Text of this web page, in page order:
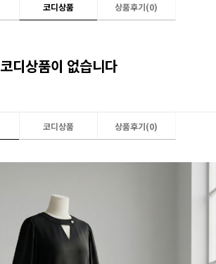
코디상품 상품후기(0)
코디상품이 없습니다
코디상품 상품후기(0)